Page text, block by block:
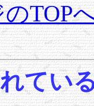
TOP
てい